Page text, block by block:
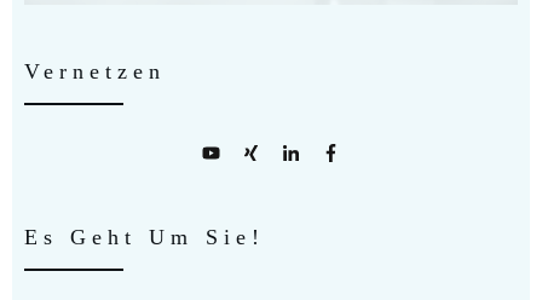
Vernetzen
Es Geht Um Sie!